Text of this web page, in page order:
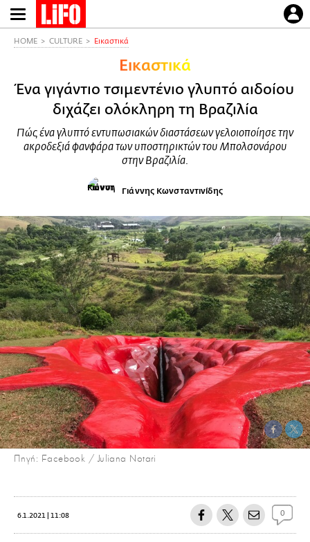
Παράκαμψη
προς
HOME CULTURE Εικαστικά
Εικαστικά
Ένα γιγάντιο τσιμεντένιο γλυπτό αιδοίου
διχάζει ολόκληρη τη Βραζιλία
Πώς ένα γλυπτό εντυπωσιακών διαστάσεων γελοιοποίησε την
ακροδεξιά φανφάρα των υποστηρικτών του Μπολσονάρου
στην Βραζιλία.
Γιάννης Κωνσταντινίδης
Πηγή: Facebook / Juliana Notari
6.1.2021 | 11:08 0